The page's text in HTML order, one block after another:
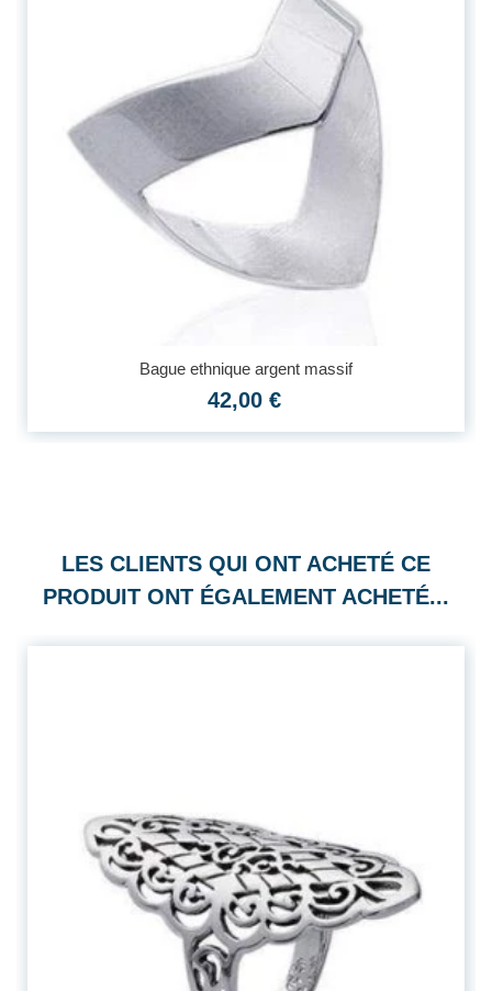
Bague ethnique argent massif
42,00 €
LES CLIENTS QUI ONT ACHETÉ CE
PRODUIT ONT ÉGALEMENT ACHETÉ...